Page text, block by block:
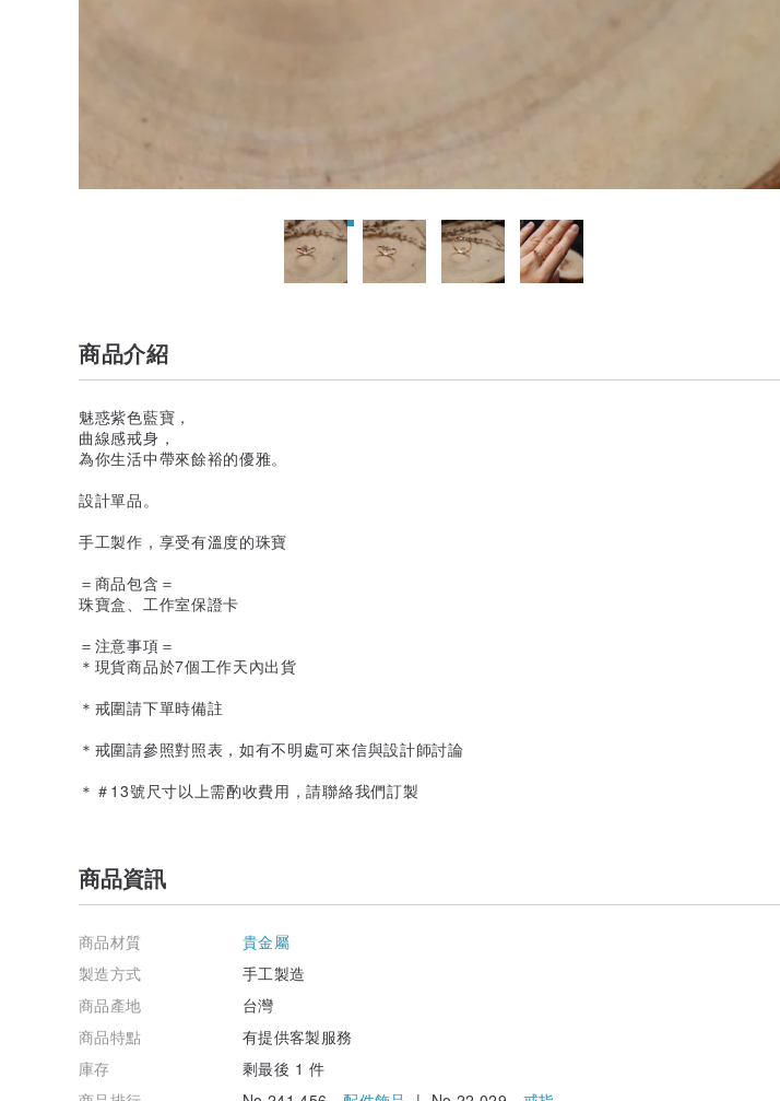
商品介紹
魅惑紫色藍寶，
曲線感戒身，
為你生活中帶來餘裕的優雅。
設計單品。
手工製作，享受有溫度的珠寶
＝商品包含＝
珠寶盒、工作室保證卡
＝注意事項＝
＊現貨商品於7個工作天內出貨
＊戒圍請下單時備註
＊戒圍請參照對照表，如有不明處可來信與設計師討論
＊＃13號尺寸以上需酌收費用，請聯絡我們訂製
商品資訊
商品材質
貴金屬
製造方式
手工製造
商品產地
台灣
商品特點
有提供客製服務
庫存
剩最後 1 件